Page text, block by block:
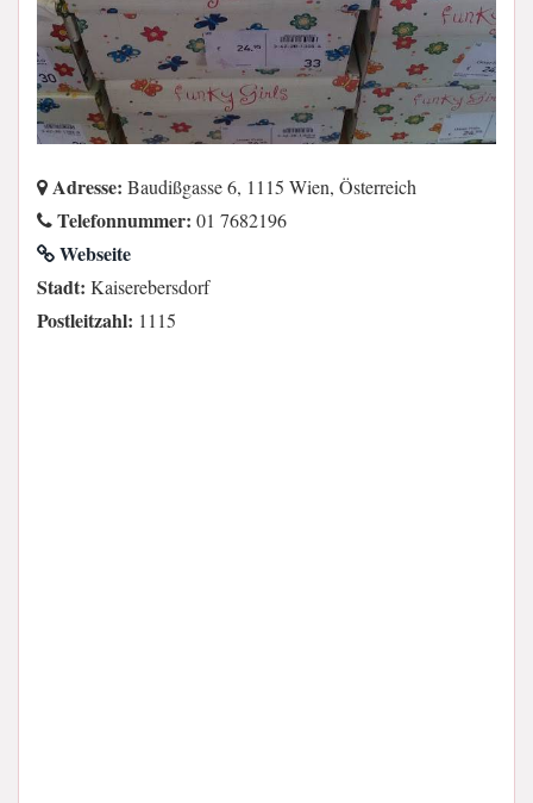
Adresse: Baudißgasse 6, 1115 Wien, Österreich
Telefonnummer: 01 7682196
Webseite
Stadt: Kaiserebersdorf
Postleitzahl: 1115